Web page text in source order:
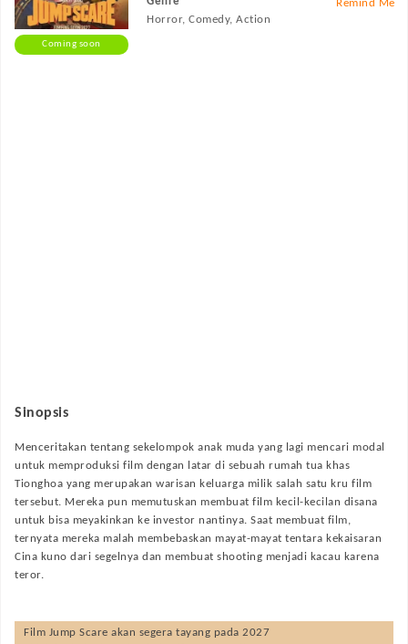
Coming soon
Horror, Comedy, Action
Remind Me
Sinopsis
Menceritakan tentang sekelompok anak muda yang lagi mencari modal
untuk memproduksi film dengan latar di sebuah rumah tua khas
Tionghoa yang merupakan warisan keluarga milik salah satu kru film
tersebut. Mereka pun memutuskan membuat film kecil-kecilan disana
untuk bisa meyakinkan ke investor nantinya. Saat membuat film,
ternyata mereka malah membebaskan mayat-mayat tentara kekaisaran
Cina kuno dari segelnya dan membuat shooting menjadi kacau karena
teror.
Film Jump Scare akan segera tayang pada 2027